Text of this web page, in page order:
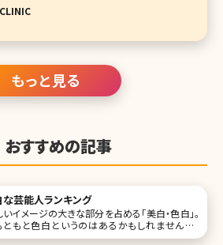
ザーというワードを聞いたこと
もっと見る
おすすめの記事
な芸能人ランキング
イメージの大きな部分を占める「美白・色白」。
もと色白というのはあるかもしれませんが、
ケアの努力で変わってくる面も。今回は美白・色